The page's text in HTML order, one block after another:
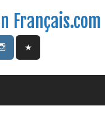
Français.com